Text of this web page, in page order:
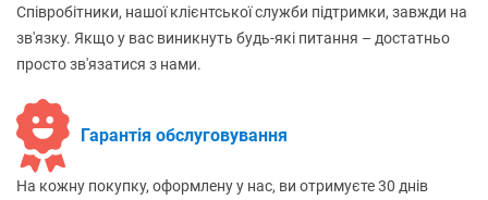
Співробітники, нашої клієнтської служби підтримки, завжди на
зв'язку. Якщо у вас виникнуть будь-які питання – достатньо
просто зв'язатися з нами.
Гарантія обслуговування
На кожну покупку, оформлену у нас, ви отримуєте 30 днів